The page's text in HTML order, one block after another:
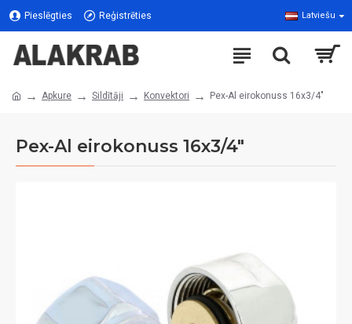
Pieslēgties Reģistrēties Latviešu
Apkure Sildītāji Konvektori Pex-Al eirokonuss 16x3/4"
Pex-Al eirokonuss 16x3/4"